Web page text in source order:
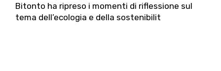
Bitonto ha ripreso i momenti di riflessione sul
tema dell’ecologia e della sostenibilit